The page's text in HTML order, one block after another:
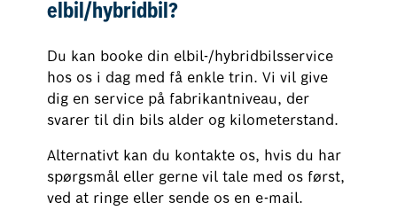
elbil/hybridbil?
Du kan booke din elbil-/hybridbilsservice
hos os i dag med få enkle trin. Vi vil give
dig en service på fabrikantniveau, der
svarer til din bils alder og kilometerstand.
Alternativt kan du kontakte os, hvis du har
spørgsmål eller gerne vil tale med os først,
ved at ringe eller sende os en e-mail.